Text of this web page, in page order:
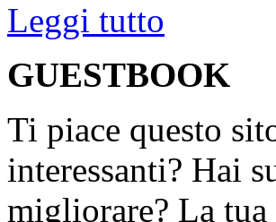
Leggi tutto
GUESTBOOK
Ti piace questo
interessanti? Hai
migliorare? La